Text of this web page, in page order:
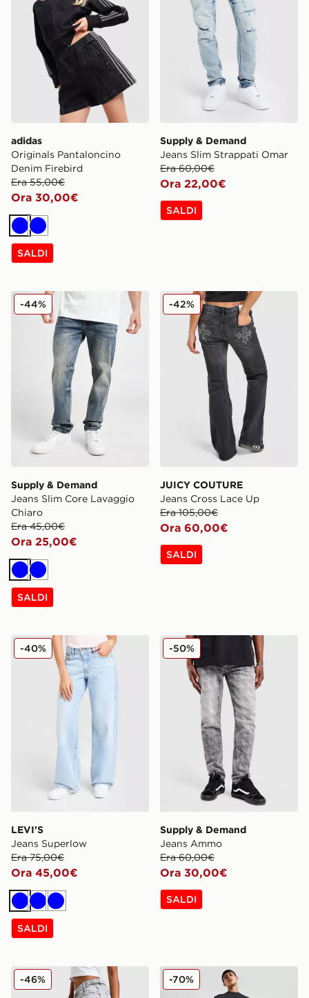
adidas
Originals Pantaloncino
Denim Firebird
Era 55,00€
Ora 30,00€
BluBlu
SALDI
Supply & Demand
Jeans Slim Strappati Omar
Era 60,00€
Ora 22,00€
SALDI
Supply & Demand Jeans Slim Core Lavaggio Chiaro
Supply & Demand
Jeans Slim Core Lavaggio
Chiaro
Era 45,00€
Ora 25,00€
-44%
BluBlu
SALDI
JUICY COUTURE Jeans
JUICY COUTURE
Jeans Cross Lace Up
Era 105,00€
Ora 60,00€
-42%
SALDI
LEVI'S Jeans Superlow
LEVI'S
Jeans Superlow
Era 75,00€
Ora 45,00€
-40%
BluBluBlu
SALDI
Supply & Demand Jeans
Supply & Demand
Jeans Ammo
Era 60,00€
Ora 30,00€
-50%
SALDI
Hoodrich Jeans Amaţ Ŵide Leg Spark Appliqué
-46% Unlike Humans
-70%